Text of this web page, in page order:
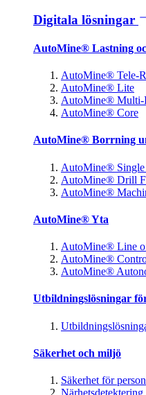
Digitala lösningar
AutoMine® Lastning
AutoMine® Tele-
AutoMine® Lite
AutoMine® Multi-
AutoMine® Core
AutoMine® Borrning
AutoMine®
AutoMine® Drill
AutoMine®
AutoMine® Yta
AutoMine® Line
AutoMine®
AutoMine®
Utbildningslösningar
Säkerhet och miljö
Säkerhet för